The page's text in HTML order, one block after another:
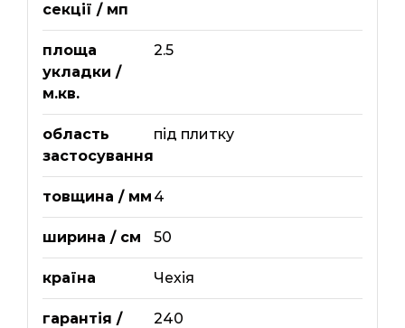
секції / мп
площа
укладки /
м.кв.
2.5
область
застосування
під плитку
товщина / мм 4
ширина / см 50
країна Чехія
гарантія /
240